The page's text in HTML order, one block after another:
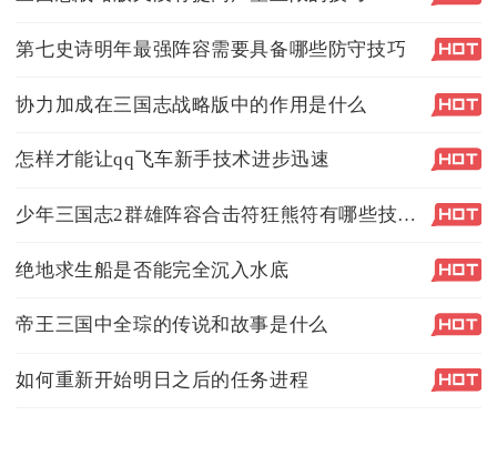
第七史诗明年最强阵容需要具备哪些防守技巧
协力加成在三国志战略版中的作用是什么
怎样才能让qq飞车新手技术进步迅速
少年三国志2群雄阵容合击符狂熊符有哪些技巧和要点
绝地求生船是否能完全沉入水底
帝王三国中全琮的传说和故事是什么
如何重新开始明日之后的任务进程